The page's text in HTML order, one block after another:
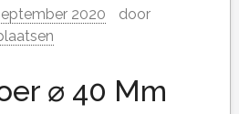
2020
door
⌀ 40 Mm